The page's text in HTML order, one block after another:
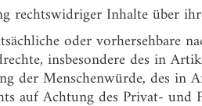
rechtswidriger Inhalte über
oder vorhersehbare
insbesondere des in
der Menschenwürde, des in
auf Achtung des Privat- und